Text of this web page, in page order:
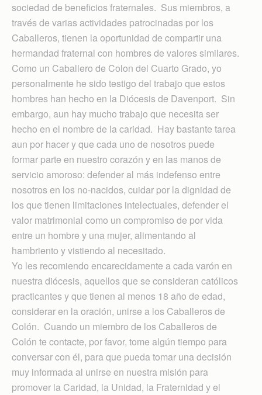
sociedad de beneficios fraternales. Sus miembros, a
través de varias actividades patrocinadas por los
Caballeros, tienen la oportunidad de compartir una
hermandad fraternal con hombres de valores similares.
Como un Caballero de Colon del Cuarto Grado, yo
personalmente he sido testigo del trabajo que estos
hombres han hecho en la Diócesis de Davenport. Sin
embargo, aun hay mucho trabajo que necesita ser
hecho en el nombre de la caridad. Hay bastante tarea
aun por hacer y que cada uno de nosotros puede
formar parte en nuestro corazón y en las manos de
servicio amoroso: defender al más indefenso entre
nosotros en los no-nacidos, cuidar por la dignidad de
los que tienen limitaciones intelectuales, defender el
valor matrimonial como un compromiso de por vida
entre un hombre y una mujer, alimentando al
hambriento y vistiendo al necesitado.
Yo les recomiendo encarecidamente a cada varón en
nuestra diócesis, aquellos que se consideran católicos
practicantes y que tienen al menos 18 año de edad,
considerar en la oración, unirse a los Caballeros de
Colón. Cuando un miembro de los Caballeros de
Colón te contacte, por favor, tome algún tiempo para
conversar con él, para que pueda tomar una decisión
muy informada al unirse en nuestra misión para
promover la Caridad, la Unidad, la Fraternidad y el